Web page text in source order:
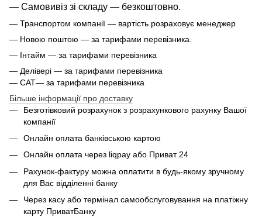
— Самовивіз зі складу — безкоштовно.
— Транспортом компанії — вартість розраховує менеджер
— Новою поштою — за тарифами перевізника.
— Інтайм — за тарифами перевізника
— Делівері — за тарифами перевізника
— САТ— за тарифами перевізника
Більше інформації про доставку
Безготівковий розрахунок з розрахункового рахунку Вашої
компанії
Онлайн оплата банківською картою
Онлайн оплата через liqpay або Приват 24
Рахунок-фактуру можна оплатити в будь-якому зручному
для Вас відділенні банку
Через касу або термінал самообслуговування на платіжну
карту ПриватБанку